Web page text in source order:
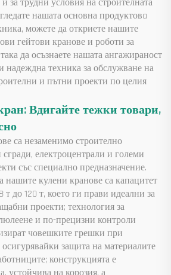
нашата основна продуктовa
можете да откриете нашите
гейтови кранове и роботи за
да осъзнаете нашата ангажираност
надеждна техника за обслужване на
и пътни проекти по целия
Вдигайте тежки товари,
са незаменимо строително
електроцентрали и големи
със специално предназначение.
нашите кулени кранове са капацитет
т до 120 т, което ги прави идеални за
проекти; технология за
и по-прецизни контроли
човешките грешки при
защита на материалите
конструкцията е